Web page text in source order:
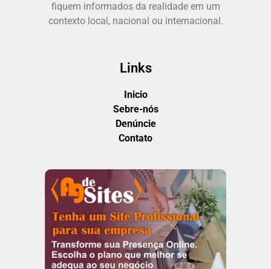
fiquem informados da realidade em um
contexto local, nacional ou internacional.
Links
Inicio
Sebre-nós
Denúncie
Contato